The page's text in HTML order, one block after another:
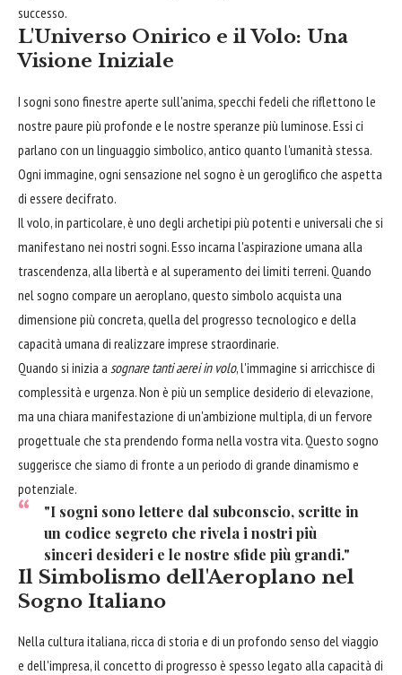
successo.
L'Universo Onirico e il Volo: Una
Visione Iniziale
I sogni sono finestre aperte sull'anima, specchi fedeli che riflettono le
nostre paure più profonde e le nostre speranze più luminose. Essi ci
parlano con un linguaggio simbolico, antico quanto l'umanità stessa.
Ogni immagine, ogni sensazione nel sogno è un geroglifico che aspetta
di essere decifrato.
Il volo, in particolare, è uno degli archetipi più potenti e universali che si
manifestano nei nostri sogni. Esso incarna l'aspirazione umana alla
trascendenza, alla libertà e al superamento dei limiti terreni. Quando
nel sogno compare un aeroplano, questo simbolo acquista una
dimensione più concreta, quella del progresso tecnologico e della
capacità umana di realizzare imprese straordinarie.
Quando si inizia a sognare tanti aerei in volo, l'immagine si arricchisce di
complessità e urgenza. Non è più un semplice desiderio di elevazione,
ma una chiara manifestazione di un'ambizione multipla, di un fervore
progettuale che sta prendendo forma nella vostra vita. Questo sogno
suggerisce che siamo di fronte a un periodo di grande dinamismo e
potenziale.
"I sogni sono lettere dal subconscio, scritte in
un codice segreto che rivela i nostri più
sinceri desideri e le nostre sfide più grandi."
Il Simbolismo dell'Aeroplano nel
Sogno Italiano
Nella cultura italiana, ricca di storia e di un profondo senso del viaggio
e dell'impresa, il concetto di progresso è spesso legato alla capacità di